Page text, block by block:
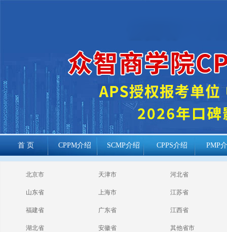
首 页 CPPM介绍 SCMP介绍 CPPS介绍 PMP
cppm报考常见
问题
北京市 天津市 河北省
山东省 上海市 江苏省
福建省 广东省 江西省
湖北省 安徽省 其他省市